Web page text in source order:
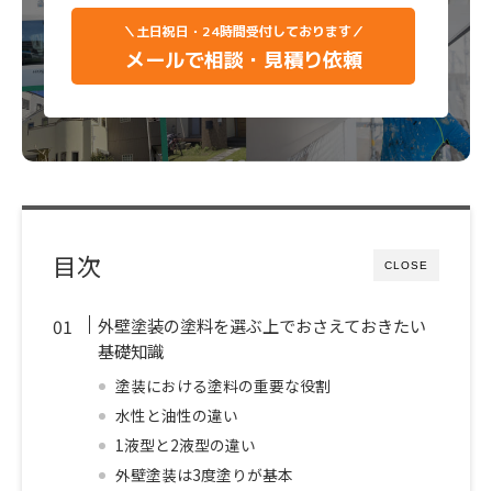
＼土日祝日・24時間受付しております／
メールで相談・見積り依頼
CLOSE
目次
外壁塗装の塗料を選ぶ上でおさえておきたい
基礎知識
塗装における塗料の重要な役割
水性と油性の違い
1液型と2液型の違い
外壁塗装は3度塗りが基本